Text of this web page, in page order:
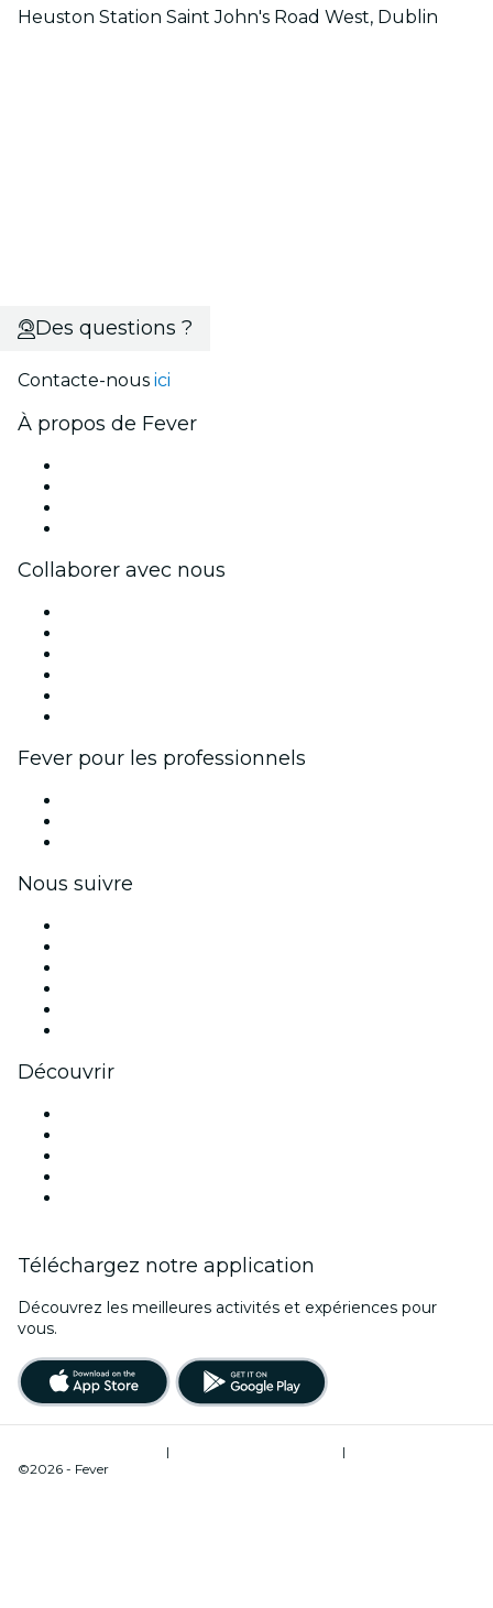
Heuston Station Saint John's Road West, Dublin
Des questions ?
Contacte-nous ici
À propos de Fever
Collaborer avec nous
Fever pour les professionnels
Nous suivre
Découvrir
Téléchargez notre application
Découvrez les meilleures activités et expériences pour
vous.
| |
©2026 - Fever